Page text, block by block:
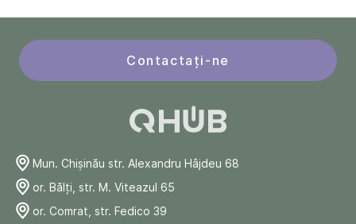
Contactați-ne
Mun. Chişinău str. Alexandru Hâjdeu 68
or. Bălți, str. M. Viteazul 65
or. Comrat, str. Fedico 39